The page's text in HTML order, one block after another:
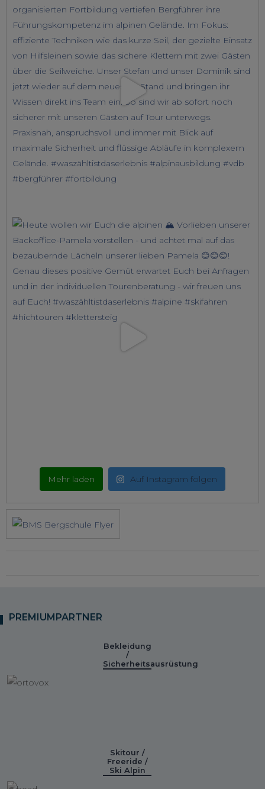
Mehr laden Auf Instagram folgen
PREMIUMPARTNER
Bekleidung
/
Sicherheitsausrüstung
Skitour /
Freeride /
Ski Alpin